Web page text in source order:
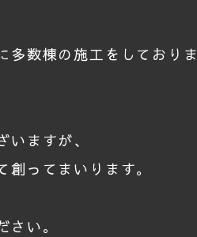
多数棟の施工をしておりま
ますが、
ってまいります。
い。